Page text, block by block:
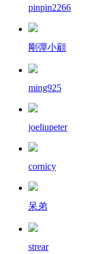
pinpin2266
剛彈小顧
ming925
joeliupeter
cornicy
呆弟
strear